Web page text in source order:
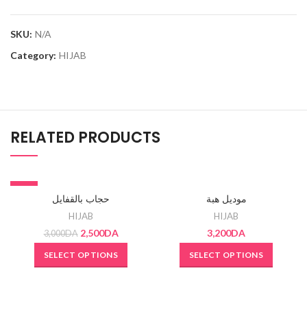
SKU: N/A
Category: HIJAB
RELATED PRODUCTS
حجاب بالقفايل
HIJAB
3,000DA 2,500DA
SELECT OPTIONS
موديل هبة
HIJAB
3,200DA
SELECT OPTIONS